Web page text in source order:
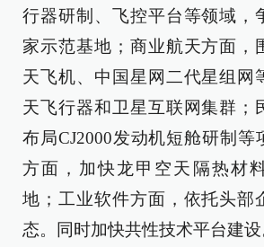
行器研制、飞控平台等领域，
家示范基地；商业航天方面，
天飞机、中国星网二代星组网
天飞行器和卫星互联网集群；
布局CJ2000发动机短舱研制等
方面，加快龙甲空天隔热材
地；工业软件方面，依托头部
态。同时加快共性技术平台建设